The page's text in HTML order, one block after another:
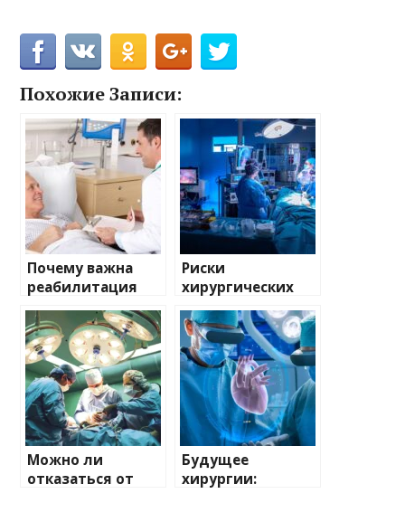
Похожие Записи:
Почему важна
реабилитация
после
хирургического
вмешательства?
Риски
хирургических
операций: что
важно знать
пациенту?
Можно ли
отказаться от
Будущее
хирургии: